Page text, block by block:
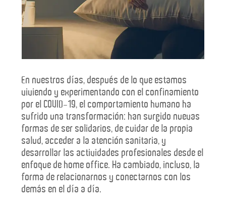
consumo de drogas
En nuestros días, después de lo que estamos
viviendo y experimentando con el confinamiento
por el COVID-19, el comportamiento humano ha
sufrido una transformación: han surgido nuevas
formas de ser solidarios, de cuidar de la propia
salud, acceder a la atención sanitaria, y
desarrollar las actividades profesionales desde el
enfoque de home office. Ha cambiado, incluso, la
forma de relacionarnos y conectarnos con los
demás en el día a día.